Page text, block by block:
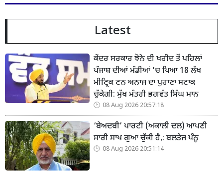
Latest
ਕੇਂਦਰ ਸਰਕਾਰ ਝੋਨੇ ਦੀ ਖਰੀਦ ਤੋਂ ਪਹਿਲਾਂ
ਪੰਜਾਬ ਦੀਆਂ ਮੰਡੀਆਂ 'ਚ ਪਿਆ 18 ਲੱਖ
ਮੀਟ੍ਰਿਕ ਟਨ ਅਨਾਜ ਦਾ ਪੁਰਾਣਾ ਸਟਾਕ
ਚੁੱਕੇਗੀ: ਮੁੱਖ ਮੰਤਰੀ ਭਗਵੰਤ ਸਿੰਘ ਮਾਨ
08 Aug 2026 20:57:18
‘ਬੇਅਦਬੀ’ ਪਾਰਟੀ (ਅਕਾਲੀ ਦਲ) ਆਪਣੀ
ਸਾਰੀ ਸਾਖ ਗੁਆ ਚੁੱਕੀ ਹੈ,: ਬਲਤੇਜ ਪੰਨੂ
08 Aug 2026 20:51:14